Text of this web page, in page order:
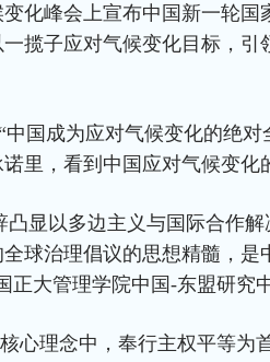
化峰会上宣布中国新一轮国
揽子应对气候变化目标，引
中国成为应对气候变化的绝
里，看到中国应对气候变化
凸显以多边主义与国际合作
球治理倡议的思想精髓，是
正大管理学院中国-东盟研究
心理念中，奉行主权平等为